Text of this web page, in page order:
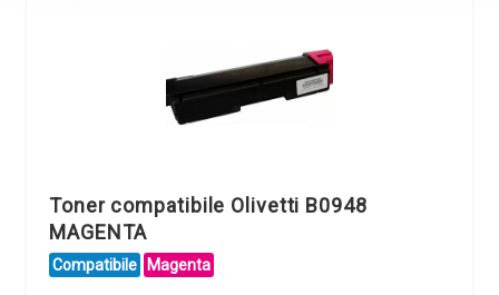
Toner compatibile Olivetti B0948
MAGENTA
Compatibile Magenta